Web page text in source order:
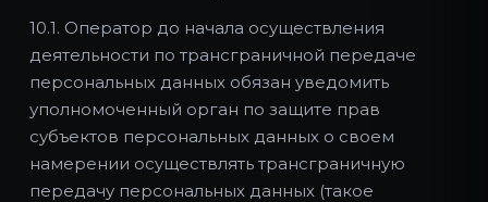
10.1. Оператор до начала осуществления
деятельности по трансграничной передаче
персональных данных обязан уведомить
уполномоченный орган по защите прав
субъектов персональных данных о своем
намерении осуществлять трансграничную
передачу персональных данных (такое